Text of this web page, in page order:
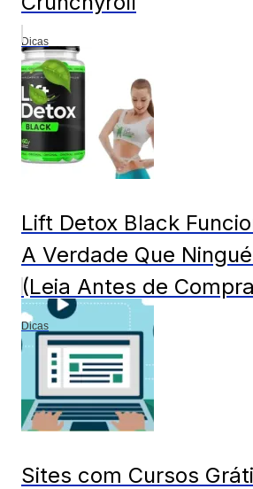
Dicas
Lift Detox Black
A Verdade Que
(Leia Antes de
Dicas
Sites com Cursos